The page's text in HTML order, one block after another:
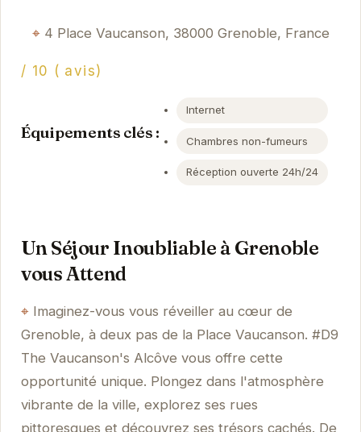
4 Place Vaucanson, 38000 Grenoble, France
/ 10 ( avis)
Équipements clés :
Internet
Chambres non-fumeurs
Réception ouverte 24h/24
Un Séjour Inoubliable à Grenoble
vous Attend
Imaginez-vous vous réveiller au cœur de
Grenoble, à deux pas de la Place Vaucanson. #D9
The Vaucanson's Alcôve vous offre cette
opportunité unique. Plongez dans l'atmosphère
vibrante de la ville, explorez ses rues
pittoresques et découvrez ses trésors cachés. De